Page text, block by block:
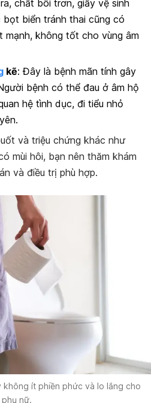
chất bôi trơn, giấy vệ sinh
bọt biển tránh thai cũng có
mạnh, không tốt cho vùng âm
kẽ: Đây là bệnh mãn tính gây
bệnh có thể đau ở âm hộ
hệ tình dục, đi tiểu nhỏ
và triệu chứng khác như
mùi hôi, bạn nên thăm khám
và điều trị phù hợp.
ít phiền phức và lo lắng cho
phụ nữ.